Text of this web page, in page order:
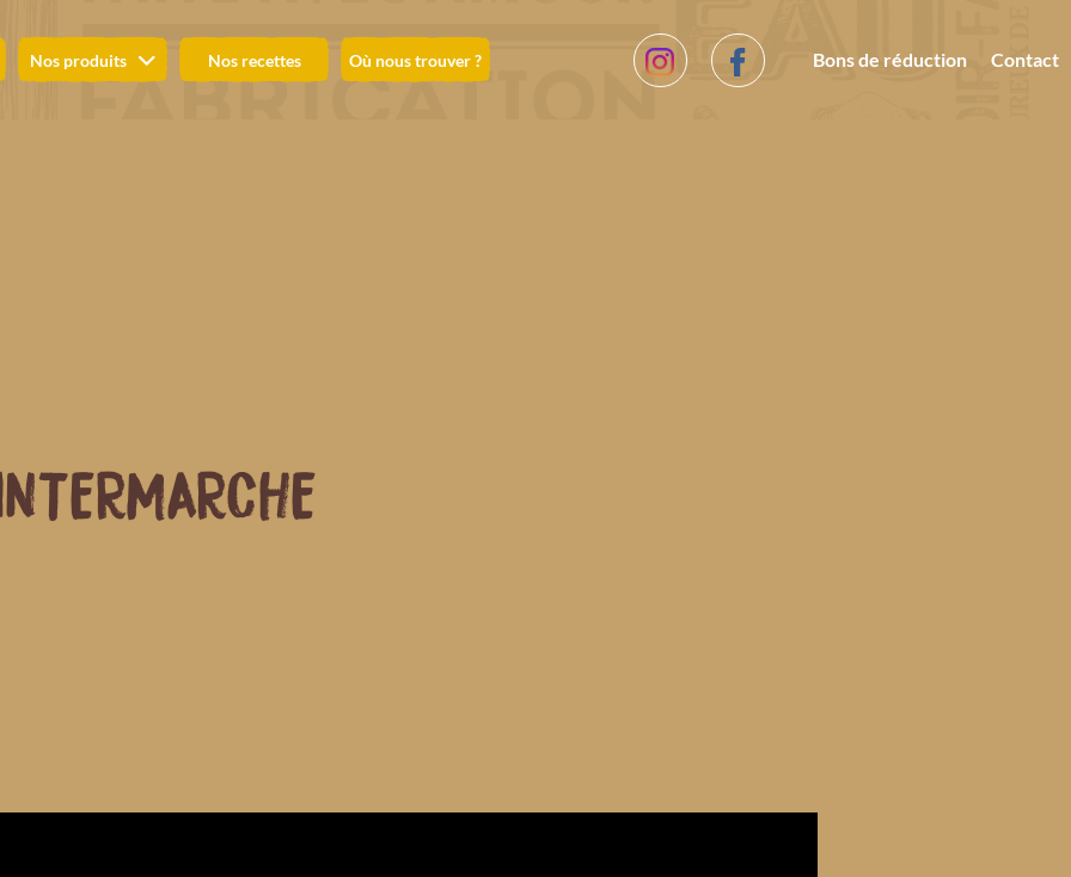
Nos produits Nos recettes Où nous trouver ? Bons de réduction Contact